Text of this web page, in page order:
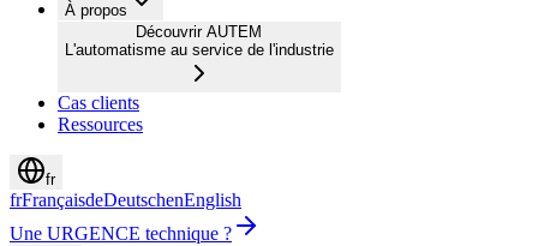
À propos
Découvrir AUTEM
L'automatisme au service de l'industrie
Cas clients
Ressources
fr
frFrançaisdeDeutschenEnglish
Une URGENCE technique ?